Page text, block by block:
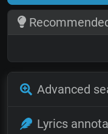
Advanced
Lyrics